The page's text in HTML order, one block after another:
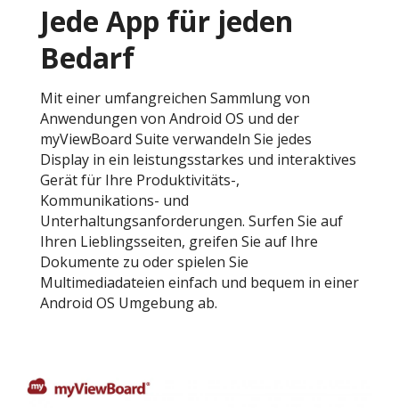
Jede App für jeden
Bedarf
Mit einer umfangreichen Sammlung von
Anwendungen von Android OS und der
myViewBoard Suite verwandeln Sie jedes
Display in ein leistungsstarkes und interaktives
Gerät für Ihre Produktivitäts-,
Kommunikations- und
Unterhaltungsanforderungen. Surfen Sie auf
Ihren Lieblingsseiten, greifen Sie auf Ihre
Dokumente zu oder spielen Sie
Multimediadateien einfach und bequem in einer
Android OS Umgebung ab.